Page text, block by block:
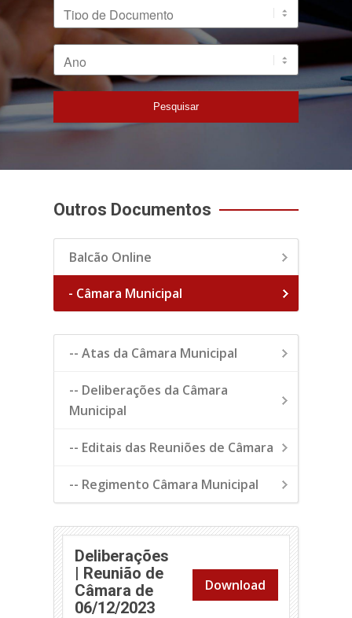
Ano
Pesquisar
Outros Documentos
Balcão Online
- Câmara Municipal
-- Atas da Câmara Municipal
-- Deliberações da Câmara
Municipal
-- Editais das Reuniões de Câmara
-- Regimento Câmara Municipal
Deliberações
| Reunião de
Câmara de
06/12/2023
Download